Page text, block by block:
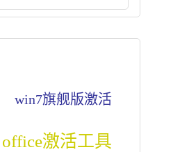
win7旗舰版激活
office激活工具